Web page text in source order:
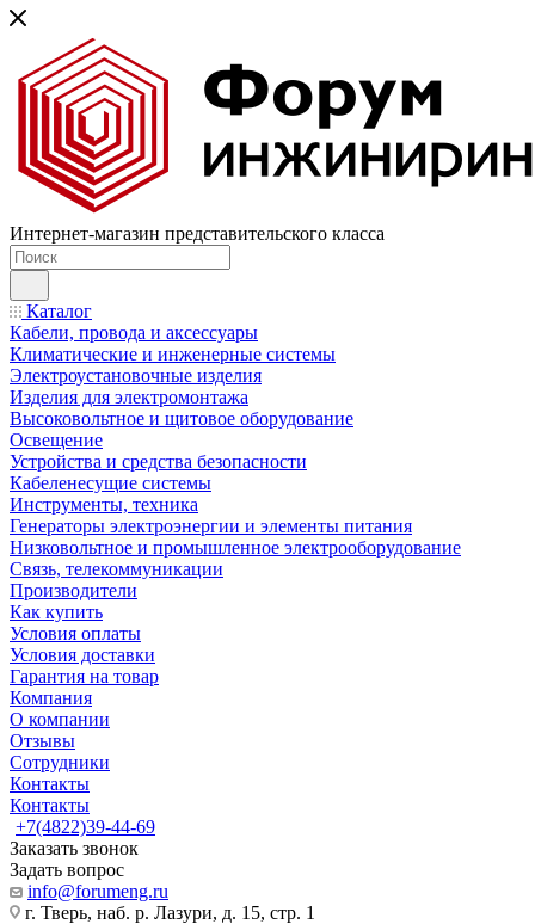
Интернет-магазин представительского класса
Каталог
Кабели, провода и аксессуары
Климатические и инженерные системы
Электроустановочные изделия
Изделия для электромонтажа
Высоковольтное и щитовое оборудование
Освещение
Устройства и средства безопасности
Кабеленесущие системы
Инструменты, техника
Генераторы электроэнергии и элементы питания
Низковольтное и промышленное электрооборудование
Связь, телекоммуникации
Производители
Как купить
Условия оплаты
Условия доставки
Гарантия на товар
Компания
О компании
Отзывы
Сотрудники
Контакты
Контакты
+7(4822)39-44-69
Заказать звонок
Задать вопрос
info@forumeng.ru
г. Тверь, наб. р. Лазури, д. 15, стр. 1